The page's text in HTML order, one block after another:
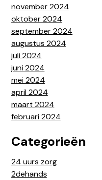
november 2024
oktober 2024
september 2024
augustus 2024
juli 2024
juni 2024
mei 2024
april 2024
maart 2024
februari 2024
Categorieën
24 uurs zorg
2dehands